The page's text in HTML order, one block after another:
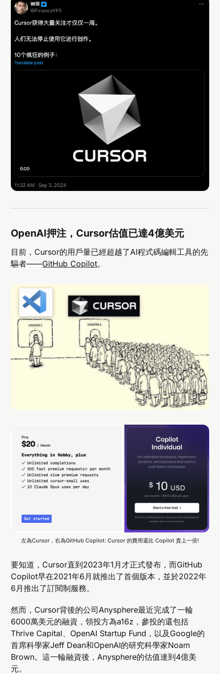
OpenAI押注，Cursor估值已達4億美元
目前，Cursor的用戶量已經超越了AI程式碼編輯工具的先
驅者——GitHub Copilot。
左為Cursor，右為GitHub Copilot: Cursor 的費用還比 Copilot 貴上一倍!
要知道，Cursor直到2023年1月才正式發布，而GitHub
Copilot早在2021年6月就推出了首個版本，並於2022年
6月推出了訂閱制服務。
然而，Cursor背後的公司Anysphere最近完成了一輪
6000萬美元的融資，領投方為a16z，參投的還包括
Thrive Capital、OpenAI Startup Fund，以及Google的
首席科學家Jeff Dean和OpenAI的研究科學家Noam
Brown。這一輪融資後，Anysphere的估值達到4億美
元。